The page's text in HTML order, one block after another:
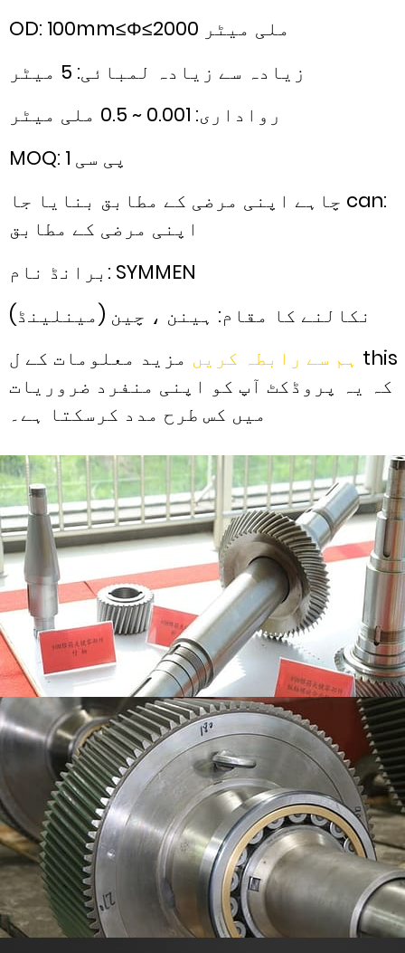
OD: 100mm≤Φ≤2000 ملی میٹر
زیادہ سے زیادہ لمبائی: 5 میٹر
رواداری: 0.001 ~ 0.5 ملی میٹر
MOQ: 1 پی سی
چاہے اپنی مرضی کے مطابق بنایا جا can:
اپنی مرضی کے مطابق
برانڈ نام: SYMMEN
نکالنے کا مقام: ہینن ، چین (مینلینڈ)
ہم سے رابطہ کریں مزید معلومات کے ل this
کہ یہ پروڈکٹ آپ کو اپنی منفرد ضروریات
میں کس طرح مدد کرسکتا ہے۔